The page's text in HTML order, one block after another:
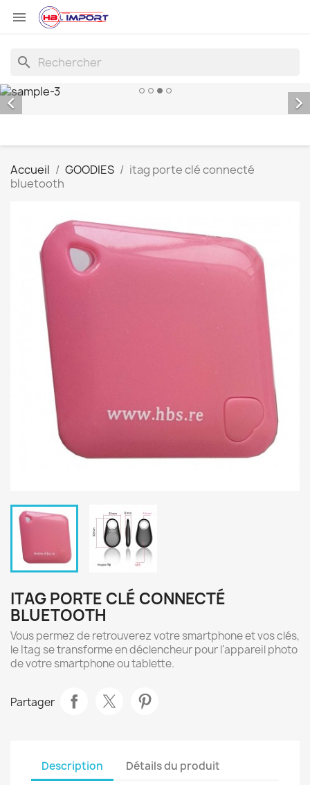

search
 
Accueil GOODIES
itag porte clé connecté
bluetooth
ITAG PORTE CLÉ CONNECTÉ
BLUETOOTH
Vous permez de retrouverez votre smartphone et vos clés,
le Itag se transforme en déclencheur pour l'appareil photo
de votre smartphone ou tablette.
Partager
Description Détails du produit